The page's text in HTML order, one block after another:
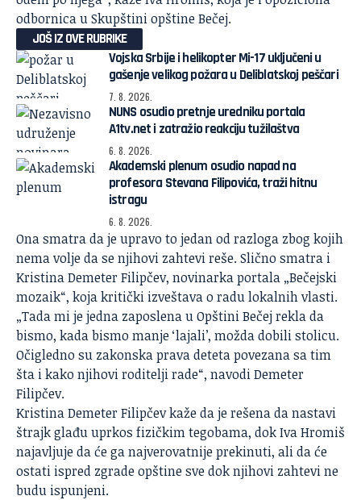
odbornica u Skupštini opštine Bečej.
JOŠ IZ OVE RUBRIKE
Vojska Srbije i helikopter Mi-17 uključeni u
gašenje velikog požara u Deliblatskoj peščari
7. 8. 2026.
NUNS osudio pretnje uredniku portala
A1tv.net i zatražio reakciju tužilaštva
6. 8. 2026.
Akademski plenum osudio napad na
profesora Stevana Filipovića, traži hitnu
istragu
6. 8. 2026.
Ona smatra da je upravo to jedan od razloga zbog kojih
nema volje da se njihovi zahtevi reše. Slično smatra i
Kristina Demeter Filipčev, novinarka portala „Bečejski
mozaik“, koja kritički izveštava o radu lokalnih vlasti.
„Tada mi je jedna zaposlena u Opštini Bečej rekla da
bismo, kada bismo manje ‘lajali’, možda dobili stolicu.
Očigledno su zakonska prava deteta povezana sa tim
šta i kako njihovi roditelji rade“, navodi Demeter
Filipčev.
Kristina Demeter Filipčev kaže da je rešena da nastavi
štrajk glađu uprkos fizičkim tegobama, dok Iva Hromiš
najavljuje da će ga najverovatnije prekinuti, ali da će
ostati ispred zgrade opštine sve dok njihovi zahtevi ne
budu ispunjeni.